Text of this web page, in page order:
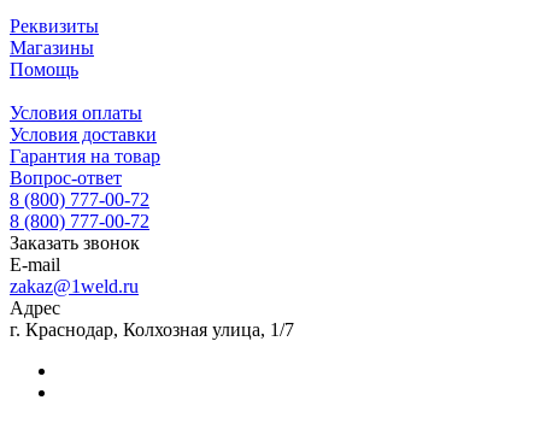
Реквизиты
Магазины
Помощь
Условия оплаты
Условия доставки
Гарантия на товар
Вопрос-ответ
8 (800) 777-00-72
8 (800) 777-00-72
Заказать звонок
E-mail
zakaz@1weld.ru
Адрес
г. Краснодар, Колхозная улица, 1/7